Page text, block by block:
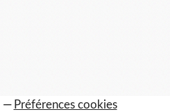
Préférences cookies